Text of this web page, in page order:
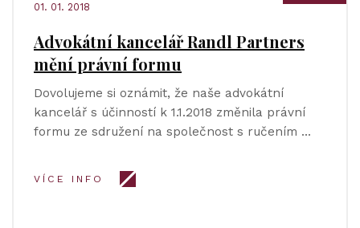
01. 01. 2018
Advokátní kancelář Randl Partners
mění právní formu
Dovolujeme si oznámit, že naše advokátní
kancelář s účinností k 1.1.2018 změnila právní
formu ze sdružení na společnost s ručením …
VÍCE INFO